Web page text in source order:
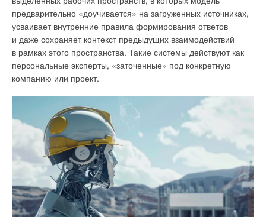
предварительно «доучивается» на загруженных источниках,
усваивает внутренние правила формирования ответов
и даже сохраняет контекст предыдущих взаимодействий
в рамках этого пространства. Такие системы действуют как
персональные эксперты, «заточенные» под конкретную
компанию или проект.
Изотопные временные ряды позволили точно сопоставить
годовые или многолетние слои роста в различных участках
карбонатных отложений акведуков, тем самым
реконструируя временную последовательность структурных
модификаций, ремонтов и стратегий управления водой,